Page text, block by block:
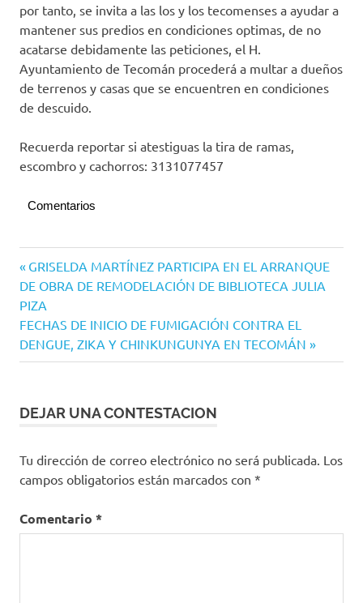
por tanto, se invita a las los y los tecomenses a ayudar a
mantener sus predios en condiciones optimas, de no
acatarse debidamente las peticiones, el H.
Ayuntamiento de Tecomán procederá a multar a dueños
de terrenos y casas que se encuentren en condiciones
de descuido.
Recuerda reportar si atestiguas la tira de ramas,
escombro y cachorros: 3131077457
Comentarios
Navegación
de
entradas
Entrada
anterior:
GRISELDA MARTÍNEZ PARTICIPA EN EL ARRANQUE
DE OBRA DE REMODELACIÓN DE BIBLIOTECA JULIA
PIZA
Siguiente
entrada:
FECHAS DE INICIO DE FUMIGACIÓN CONTRA EL
DENGUE, ZIKA Y CHINKUNGUNYA EN TECOMÁN
DEJAR UNA CONTESTACION
Tu dirección de correo electrónico no será publicada. Los
campos obligatorios están marcados con *
Comentario *